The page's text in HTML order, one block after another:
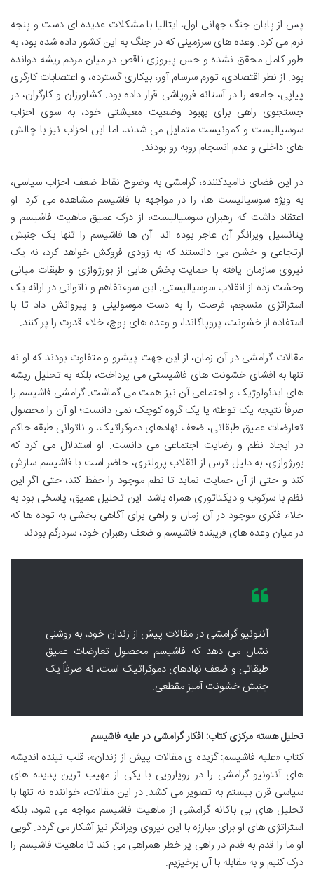
پس از پایان جنگ جهانی اول، ایتالیا با مشکلات عدیده ای دست و پنجه
نرم می کرد. وعده های سرزمینی که در جنگ به این کشور داده شده بود، به
طور کامل محقق نشده و حس پیروزی ناقص در میان مردم ریشه دوانده
بود. از نظر اقتصادی، تورم سرسام آور، بیکاری گسترده، و اعتصابات کارگری
پیاپی، جامعه را در آستانه فروپاشی قرار داده بود. کشاورزان و کارگران، در
جستجوی راهی برای بهبود وضعیت معیشتی خود، به سوی احزاب
سوسیالیست و کمونیست متمایل می شدند، اما این احزاب نیز با چالش
های داخلی و عدم انسجام روبه رو بودند.
در این فضای ناامیدکننده، گرامشی به وضوح نقاط ضعف احزاب سیاسی،
به ویژه سوسیالیست ها، را در مواجهه با فاشیسم مشاهده می کرد. او
اعتقاد داشت که رهبران سوسیالیست، از درک عمیق ماهیت فاشیسم و
پتانسیل ویرانگر آن عاجز بوده اند. آن ها فاشیسم را تنها یک جنبش
ارتجاعی و خشن می دانستند که به زودی فروکش خواهد کرد، نه یک
نیروی سازمان یافته با حمایت بخش هایی از بورژوازی و طبقات میانی
وحشت زده از انقلاب سوسیالیستی. این سوءتفاهم و ناتوانی در ارائه یک
استراتژی منسجم، فرصت را به دست موسولینی و پیروانش داد تا با
استفاده از خشونت، پروپاگاندا، و وعده های پوچ، خلاء قدرت را پر کنند.
مقالات گرامشی در آن زمان، از این جهت پیشرو و متفاوت بودند که او نه
تنها به افشای خشونت های فاشیستی می پرداخت، بلکه به تحلیل ریشه
های ایدئولوژیک و اجتماعی آن نیز همت می گماشت. گرامشی فاشیسم را
صرفاً نتیجه یک توطئه یا یک گروه کوچک نمی دانست؛ او آن را محصول
تعارضات عمیق طبقاتی، ضعف نهادهای دموکراتیک، و ناتوانی طبقه حاکم
در ایجاد نظم و رضایت اجتماعی می دانست. او استدلال می کرد که
بورژوازی، به دلیل ترس از انقلاب پرولتری، حاضر است با فاشیسم سازش
کند و حتی از آن حمایت نماید تا نظم موجود را حفظ کند، حتی اگر این
نظم با سرکوب و دیکتاتوری همراه باشد. این تحلیل عمیق، پاسخی بود به
خلاء فکری موجود در آن زمان و راهی برای آگاهی بخشی به توده ها که
در میان وعده های فریبنده فاشیسم و ضعف رهبران خود، سردرگم بودند.
آنتونیو گرامشی در مقالات پیش از زندان خود، به روشنی
نشان می دهد که فاشیسم محصول تعارضات عمیق
طبقاتی و ضعف نهادهای دموکراتیک است، نه صرفاً یک
جنبش خشونت آمیز مقطعی.
تحلیل هسته مرکزی کتاب: افکار گرامشی در علیه فاشیسم
کتاب «علیه فاشیسم: گزیده ی مقالات پیش از زندان»، قلب تپنده اندیشه
های آنتونیو گرامشی را در رویارویی با یکی از مهیب ترین پدیده های
سیاسی قرن بیستم به تصویر می کشد. در این مقالات، خواننده نه تنها با
تحلیل های بی باکانه گرامشی از ماهیت فاشیسم مواجه می شود، بلکه
استراتژی های او برای مبارزه با این نیروی ویرانگر نیز آشکار می گردد. گویی
او ما را قدم به قدم در راهی پر خطر همراهی می کند تا ماهیت فاشیسم را
درک کنیم و به مقابله با آن برخیزیم.